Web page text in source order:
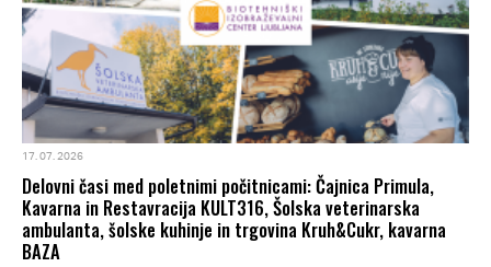
17. 07. 2026
Delovni časi med poletnimi počitnicami: Čajnica Primula,
Kavarna in Restavracija KULT316, Šolska veterinarska
ambulanta, šolske kuhinje in trgovina Kruh&Cukr, kavarna
BAZA